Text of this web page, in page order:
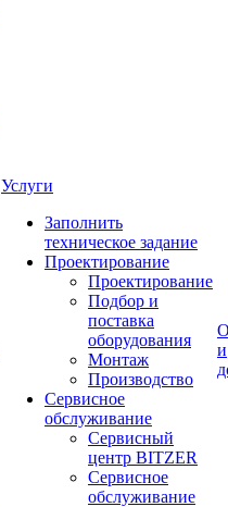
Услуги
Заполнить
техническое задание
Проектирование
Проектирование
Подбор и
поставка
оборудования
Монтаж
Производство
Сервисное
обслуживание
Сервисный
центр BITZER
Сервисное
обслуживание
и